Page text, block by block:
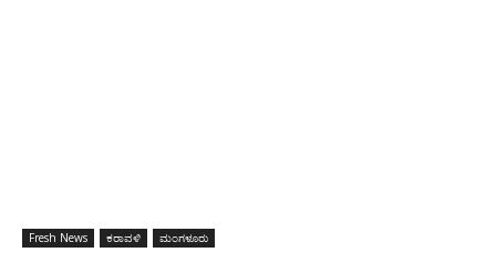
Fresh News ಕರಾವಳಿ ಮಂಗಳೂರು